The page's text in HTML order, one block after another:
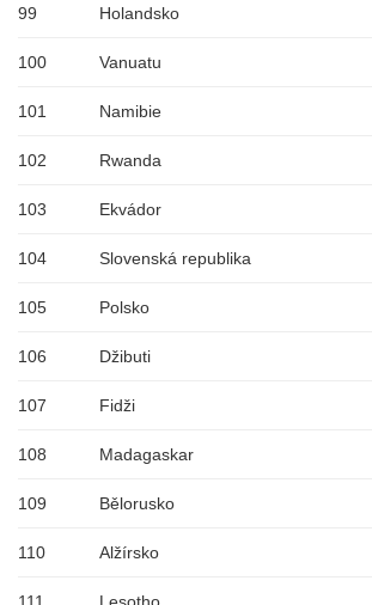
99 Holandsko
100 Vanuatu
101 Namibie
102 Rwanda
103 Ekvádor
104 Slovenská republika
105 Polsko
106 Džibuti
107 Fidži
108 Madagaskar
109 Bělorusko
110 Alžírsko
111 Lesotho